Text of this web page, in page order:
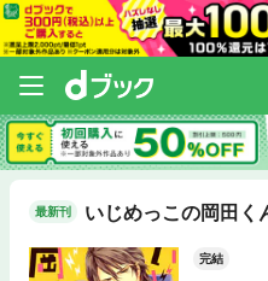
最新刊 いじめっこの岡田く
完結